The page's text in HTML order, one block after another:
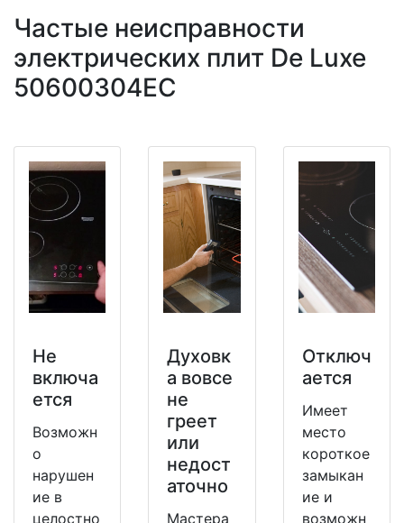
Частые неисправности
электрических плит De Luxe
50600304EC
Не
включа
ется
Возможн
о
нарушен
ие в
целостно
Духовк
а вовсе
не
греет
или
недост
аточно
Мастера
Отключ
ается
Имеет
место
короткое
замыкан
ие и
возможн